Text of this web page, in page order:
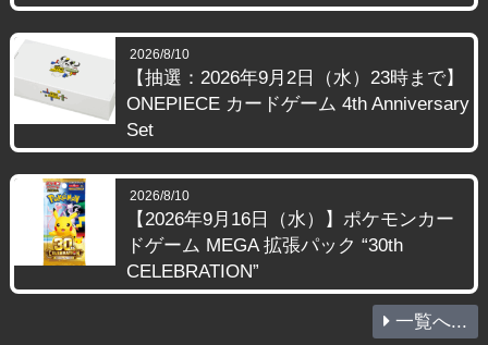
2026/8/10
【抽選：2026年9月2日（水）23時まで】
ONEPIECE カードゲーム 4th Anniversary
Set
2026/8/10
【2026年9月16日（水）】ポケモンカー
ドゲーム MEGA 拡張パック “30th
CELEBRATION”
一覧へ...